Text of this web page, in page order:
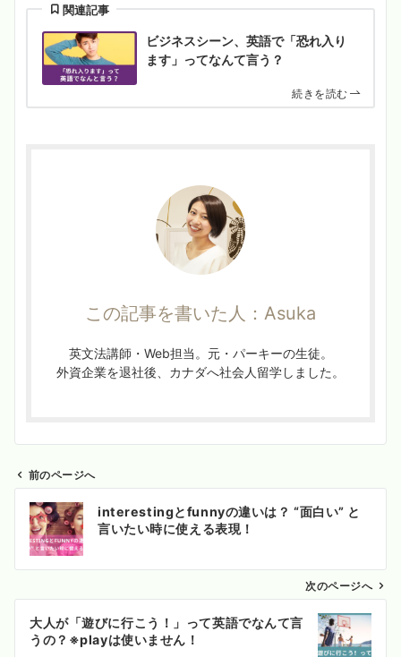
関連記事
ビジネスシーン、英語で「恐れ入り
ます」ってなんて言う？
続きを読む
この記事を書いた人：Asuka
英文法講師・Web担当。元・パーキーの生徒。
外資企業を退社後、カナダへ社会人留学しました。
前のページへ
interestingとfunnyの違いは？ “面白い” と
言いたい時に使える表現！
次のページへ
大人が「遊びに行こう！」って英語でなんて言
うの？※playは使いません！